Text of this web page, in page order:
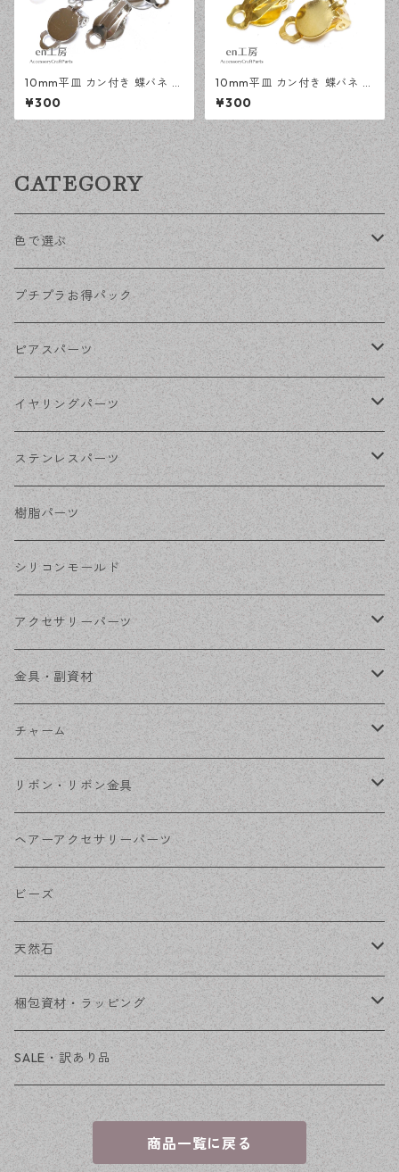
10mm平皿 カン付き 蝶バネ イ
ヤリング シルバー 20ピース
アクセサリーパーツ 【en工
房】
¥300
10mm平皿 カン付き 蝶バネ イ
ヤリング ゴールド 20ピース
アクセサリーパーツ 【en工
房】
¥300
CATEGORY
色で選ぶ
KCゴールド
ゴールド
シルバー
ホワイトシルバー
ステンレス・シルバー
ステンレス・ゴールド
プチプラお得パック
ピアスパーツ
ポストピアス
フックピアス
その他ピアス
イヤリングパーツ
ネジばねイヤリング
クリップイヤリング
ノンホールピアス
ステンレスパーツ
ステンレスピアス
ステンレスイヤリング
ステンレスチェーン
ステンレス金具
樹脂パーツ
シリコンモールド
アクセサリーパーツ
デザイン丸カン
フレーム
コネクター
その他
金具・副資材
丸カン
ピン類
花座・ビーズキャップ
チェーン
その他
チャーム
金属
アクリル・プラ
ファーボール
リボン・リボン金具
リボン
リボン金具
ヘアーアクセサリーパーツ
ビーズ
天然石
穴あき
穴なし
梱包資材・ラッピング
発送ボックス
アクセサリー台紙
OPP袋
SALE・訳あり品
商品一覧に戻る